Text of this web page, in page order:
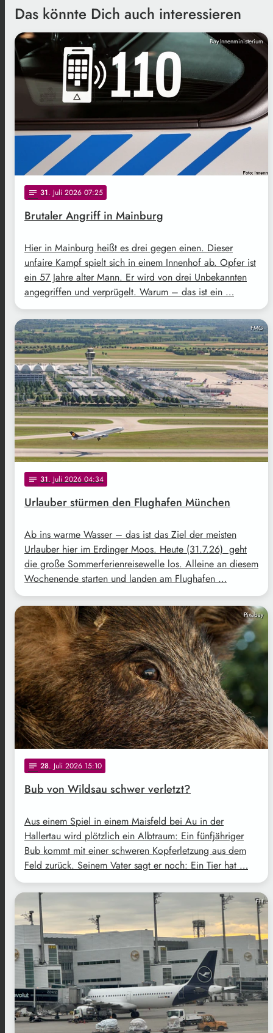
Das könnte Dich auch interessieren
Bay.Innenministerium
notes 31. Juli 2026 07:25
Brutaler Angriff in Mainburg
Hier in Mainburg heißt es drei gegen einen. Dieser
unfaire Kampf spielt sich in einem Innenhof ab. Opfer ist
ein 57 Jahre alter Mann. Er wird von drei Unbekannten
angegriffen und verprügelt. Warum – das ist ein …
FMG
notes 31. Juli 2026 04:34
Urlauber stürmen den Flughafen München
Ab ins warme Wasser – das ist das Ziel der meisten
Urlauber hier im Erdinger Moos. Heute (31.7.26) geht
die große Sommerferienreisewelle los. Alleine an diesem
Wochenende starten und landen am Flughafen …
Pixabay
notes 28. Juli 2026 15:10
Bub von Wildsau schwer verletzt?
Aus einem Spiel in einem Maisfeld bei Au in der
Hallertau wird plötzlich ein Albtraum: Ein fünfjähriger
Bub kommt mit einer schweren Kopferletzung aus dem
Feld zurück. Seinem Vater sagt er noch: Ein Tier hat …
FH